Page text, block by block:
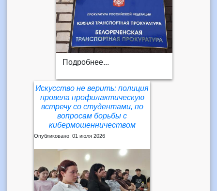
Подробнее...
Искусство не верить: полиция
провела профилактическую
встречу со студентами, по
вопросам борьбы с
кибермошенничеством
Опубликовано: 01 июля 2026